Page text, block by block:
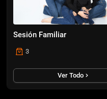
Sesión Familiar
3
Ver Todo